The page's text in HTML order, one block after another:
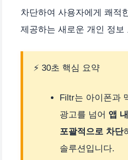
차단하여 사용자에게 쾌적
제공하는 새로운 개인 정보
⚡ 30초 핵심 요약
Filtr는 아이폰과
광고를 넘어 앱
포괄적으로 차단
솔루션입니다.